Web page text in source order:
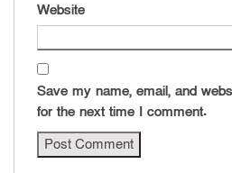
Website
Save my name, email, and
for the next time I comment.